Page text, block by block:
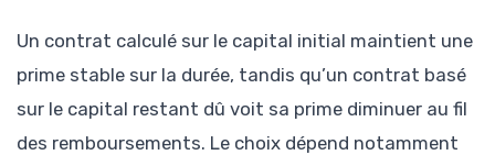
Un contrat calculé sur le capital initial maintient une
prime stable sur la durée, tandis qu’un contrat basé
sur le capital restant dû voit sa prime diminuer au fil
des remboursements. Le choix dépend notamment